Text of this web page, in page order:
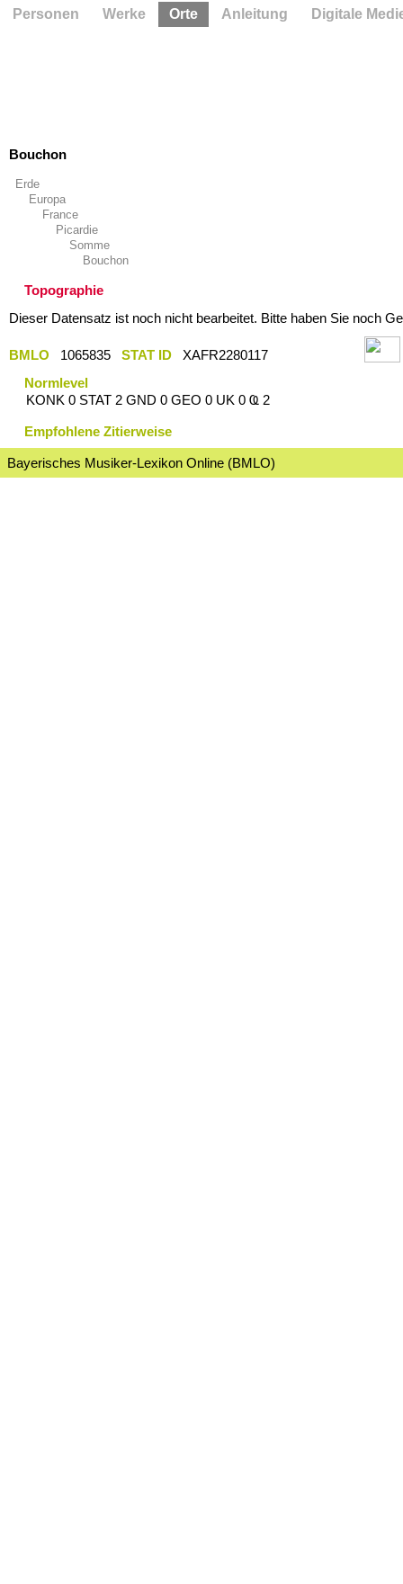
Bouchon
Erde
Europa
France
Picardie
Somme
Bouchon
Topographie
Dieser Datensatz ist noch nicht bearbeitet. Bitte haben Sie noch
BMLO 1065835 STAT ID
XAFR2280117
Normlevel
KONK 0 STAT 2 GND 0 GEO 0 UK 0 Ҩ 2
Empfohlene Zitierweise
Bayerisches Musiker-Lexikon Online (BMLO)
Personen Werke Orte Anleitung Digitale